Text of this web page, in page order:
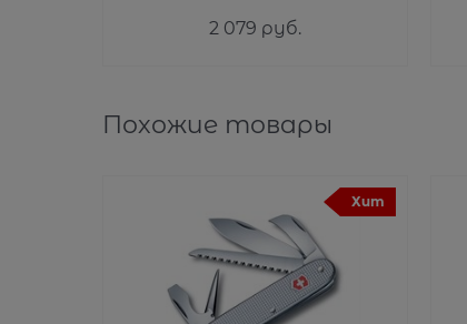
2 079 руб.
Похожие товары
Хит